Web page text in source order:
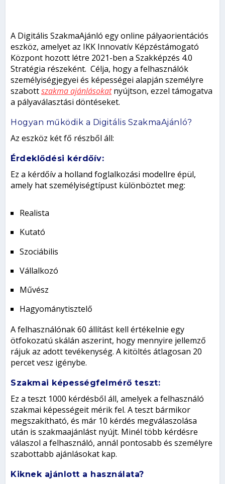
A Digitális SzakmaAjánló egy online pályaorientációs
eszköz, amelyet az IKK Innovatív Képzéstámogató
Központ hozott létre 2021-ben a Szakképzés 4.0
Stratégia részeként. Célja, hogy a felhasználók
személyiségjegyei és képességei alapján személyre
szabottszakma ajánlásokatnyújtson, ezzel támogatva
a pályaválasztási döntéseket.
Hogyan működik a Digitális SzakmaAjánló?
Az eszköz két fő részből áll:
Érdeklődési kérdőív:
Ez a kérdőív a holland foglalkozási modellre épül,
amely hat személyiségtípust különböztet meg:
Realista
Kutató
Szociábilis
Vállalkozó
Művész
Hagyománytisztelő
A felhasználónak 60 állítást kell értékelnie egy
ötfokozatú skálán aszerint, hogy mennyire jellemző
rájuk az adott tevékenység. A kitöltés átlagosan 20
percet vesz igénybe.
Szakmai képességfelmérő teszt:
Ez a teszt 1000 kérdésből áll, amelyek a felhasználó
szakmai képességeit mérik fel. A teszt bármikor
megszakítható, és már 10 kérdés megválaszolása
után is szakmaajánlást nyújt. Minél több kérdésre
válaszol a felhasználó, annál pontosabb és személyre
szabottabb ajánlásokat kap.
Kiknek ajánlott a használata?